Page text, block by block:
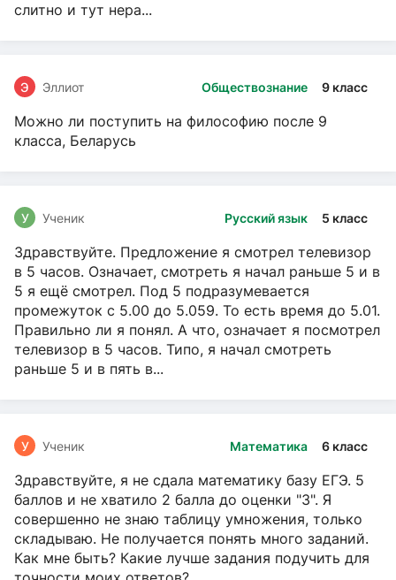
слитно и тут нера...
Обществознание 9 класс
Э Эллиот
Можно ли поступить на философию после 9
класса, Беларусь
Русский язык 5 класс
У Ученик
Здравствуйте. Предложение я смотрел телевизор
в 5 часов. Означает, смотреть я начал раньше 5 и в
5 я ещё смотрел. Под 5 подразумевается
промежуток с 5.00 до 5.059. То есть время до 5.01.
Правильно ли я понял. А что, означает я посмотрел
телевизор в 5 часов. Типо, я начал смотреть
раньше 5 и в пять в...
Математика 6 класс
У Ученик
Здравствуйте, я не сдала математику базу ЕГЭ. 5
баллов и не хватило 2 балла до оценки "3". Я
совершенно не знаю таблицу умножения, только
складываю. Не получается понять много заданий.
Как мне быть? Какие лучше задания подучить для